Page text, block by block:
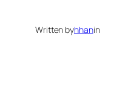
Written byhhanin